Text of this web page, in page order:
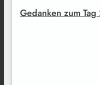
Gedanken zum